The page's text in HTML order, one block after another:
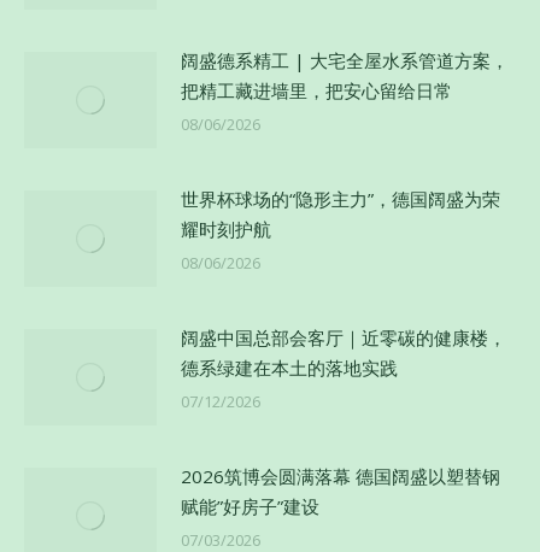
阔盛德系精工 | 大宅全屋水系管道方案，
把精工藏进墙里，把安心留给日常
08/06/2026
世界杯球场的“隐形主力”，德国阔盛为荣
耀时刻护航
08/06/2026
阔盛中国总部会客厅｜近零碳的健康楼，
德系绿建在本土的落地实践
07/12/2026
2026筑博会圆满落幕 德国阔盛以塑替钢
赋能”好房子”建设
07/03/2026